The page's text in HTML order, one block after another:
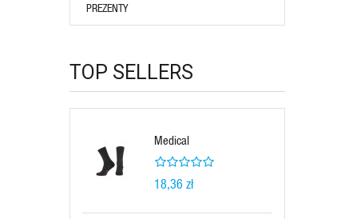
PREZENTY
TOP SELLERS
Medical
18,36 zł